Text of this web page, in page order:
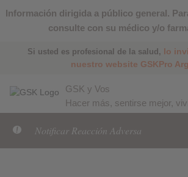
Información dirigida a público general.
consulte con su médico y/o
Si usted es profesional de la salud, lo
nuestro website GSKPro
GSK y Vos
Hacer más, sentirse mejor,
Notificar Reacción Adversa